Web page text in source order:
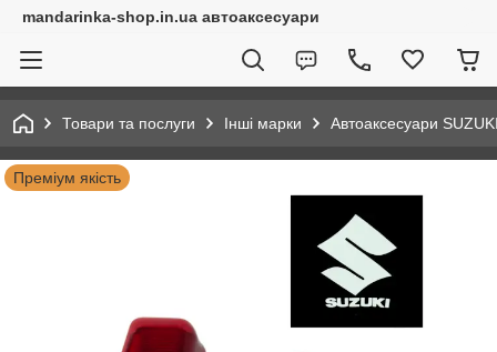
mandarinka-shop.in.ua автоаксесуари
Товари та послуги Інші марки Автоаксесуари
Преміум якість